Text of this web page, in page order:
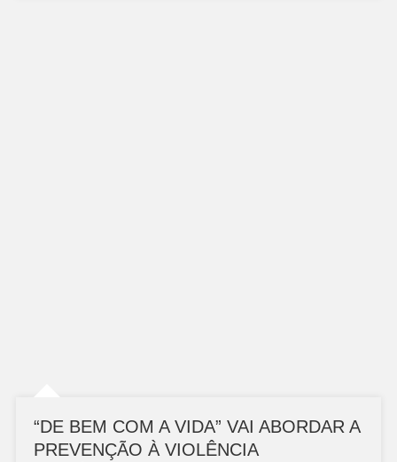
“DE BEM COM A VIDA” VAI ABORDAR A
PREVENÇÃO À VIOLÊNCIA